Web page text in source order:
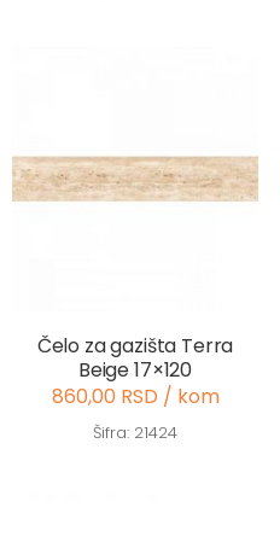
Čelo za gazišta Terra
Beige 17×120
860,00 RSD / kom
Šifra: 21424